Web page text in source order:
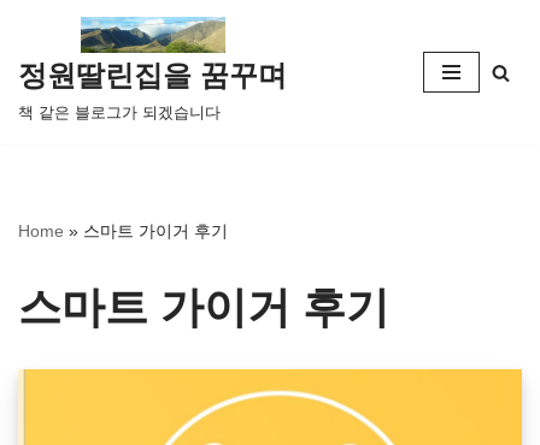
콘
텐
츠
뛰
정원딸린집을 꿈꾸며
책 같은 블로그가 되겠습니다
Home » 스마트 가이거 후기
스마트 가이거 후기